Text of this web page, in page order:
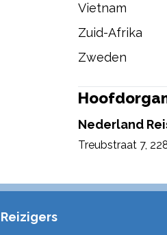
Vietnam
Zuid-Afrika
Zweden
Nederland
Treubstraat 7,
Reizigers